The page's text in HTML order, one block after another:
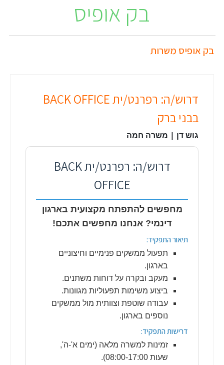
בק אופיס
בק אופיס משרות
דרוש/ה: רפרנט/ית BACK OFFICE
בבני ברק
גוש דן | משרה חמה
דרוש/ה: רפרנט/ית BACK
OFFICE
מחפשים להתפתח מקצועית בארגון
דינמי? אנחנו מחפשים אתכם!
תיאור התפקיד:
תפעול ממשקים פנימיים וחיצוניים
בארגון.
מעקב ובקרה על דוחות משתנים.
ביצוע משימות תפעוליות מגוונות.
עבודה שוטפת וצוותית מול ממשקים
נוספים בארגון.
דרישות התפקיד:
זמינות למשרה מלאה (ימים א'-ה',
שעות 08:00-17:00).